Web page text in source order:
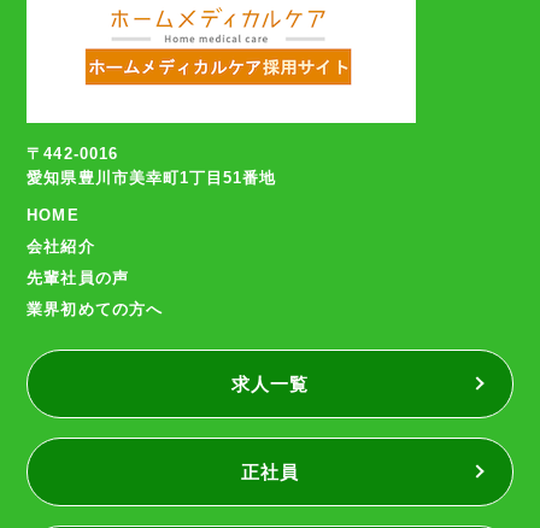
〒442-0016
愛知県豊川市美幸町1丁目51番地
HOME
会社紹介
先輩社員の声
業界初めての方へ
求人一覧
正社員